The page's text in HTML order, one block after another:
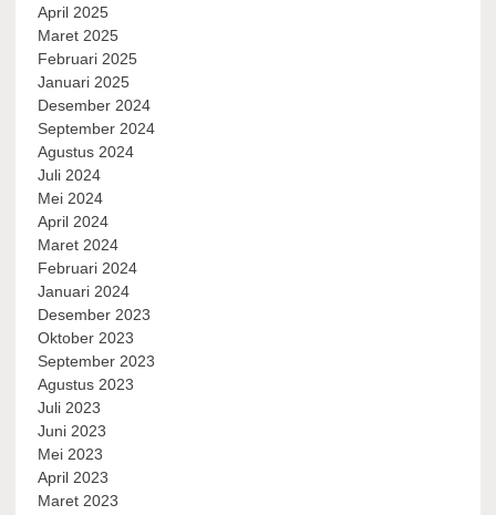
April 2025
Maret 2025
Februari 2025
Januari 2025
Desember 2024
September 2024
Agustus 2024
Juli 2024
Mei 2024
April 2024
Maret 2024
Februari 2024
Januari 2024
Desember 2023
Oktober 2023
September 2023
Agustus 2023
Juli 2023
Juni 2023
Mei 2023
April 2023
Maret 2023